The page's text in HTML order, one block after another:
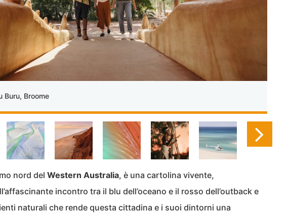
Buru, Broome
nord del Western Australia, è una cartolina vivente,
incontro tra il blu dell’oceano e il rosso dell’outback e
naturali che rende questa cittadina e i suoi dintorni una